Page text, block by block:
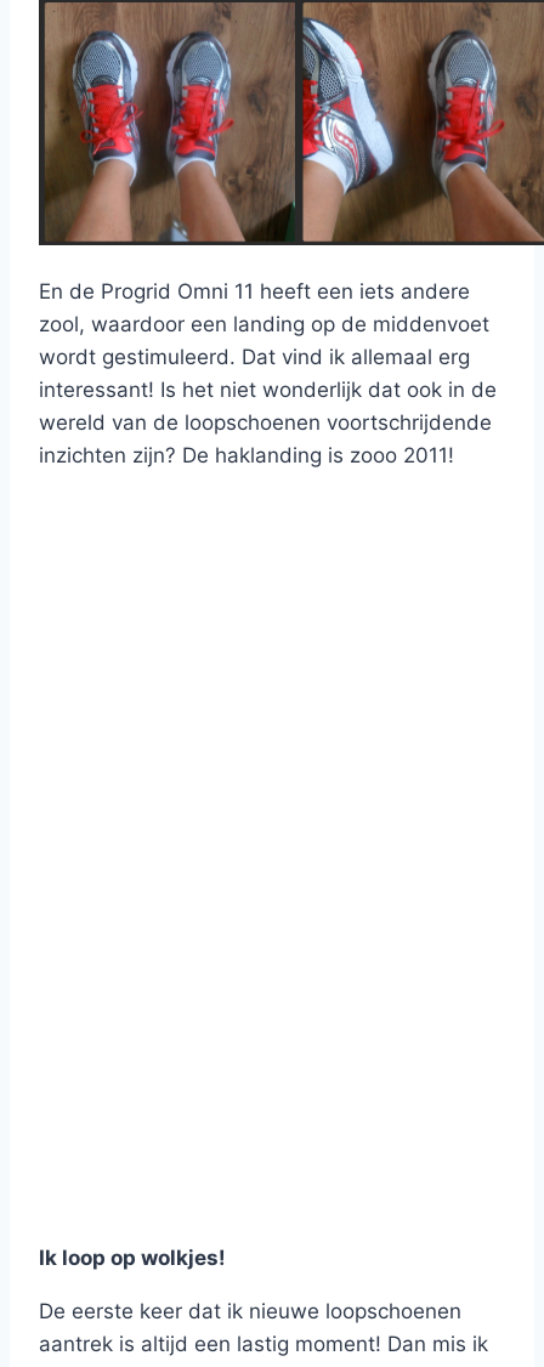
En de Progrid Omni 11 heeft een iets andere
zool, waardoor een landing op de middenvoet
wordt gestimuleerd. Dat vind ik allemaal erg
interessant! Is het niet wonderlijk dat ook in de
wereld van de loopschoenen voortschrijdende
inzichten zijn? De haklanding is zooo 2011!
Ik loop op wolkjes!
De eerste keer dat ik nieuwe loopschoenen
aantrek is altijd een lastig moment! Dan mis ik